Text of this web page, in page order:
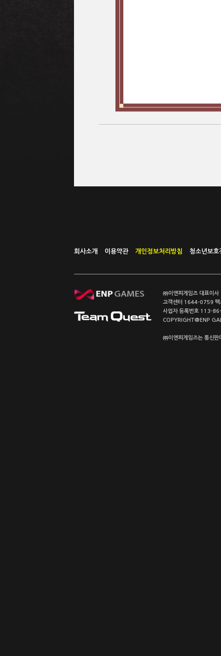
회사소개 이용약관 개인정보처리방침 청소년보호
㈜이엔피게임즈 대표이
고객센터 1644-0759
사업자 등록번호 113-
COPYRIGHT@ENP
㈜이엔피게임즈는 통신판